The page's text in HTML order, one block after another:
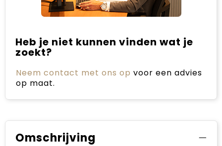
Heb je niet kunnen vinden wat je
zoekt?
Neem contact met ons op voor een advies
op maat.
Omschrijving